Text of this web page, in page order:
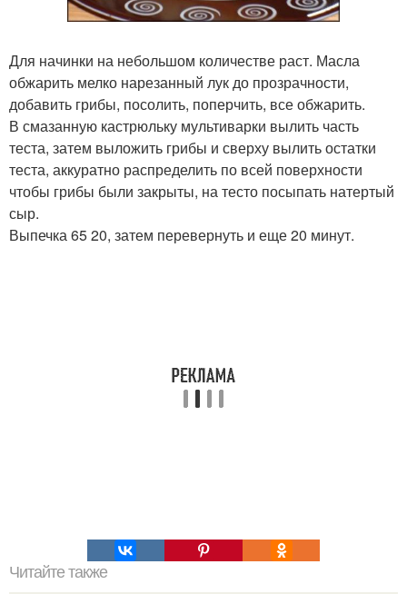
Для начинки на небольшом количестве раст. Масла
обжарить мелко нарезанный лук до прозрачности,
добавить грибы, посолить, поперчить, все обжарить.
В смазанную кастрюльку мультиварки вылить часть
теста, затем выложить грибы и сверху вылить остатки
теста, аккуратно распределить по всей поверхности
чтобы грибы были закрыты, на тесто посыпать натертый
сыр.
Выпечка 65 20, затем перевернуть и еще 20 минут.
Читайте также